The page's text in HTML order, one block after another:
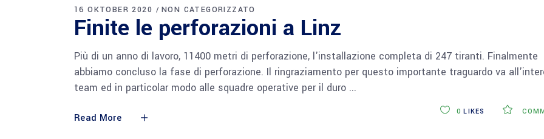
16 OKTOBER 2020 NON CATEGORIZZATO
Finite le perforazioni a Linz
Più di un anno di lavoro, 11400 metri di perforazione, l'installazione completa di 247 tiranti. Finalmente
abbiamo concluso la fase di perforazione. Il ringraziamento per questo importante traguardo va
team ed in particolar modo alle squadre operative per il duro
Read More
0 LIKES